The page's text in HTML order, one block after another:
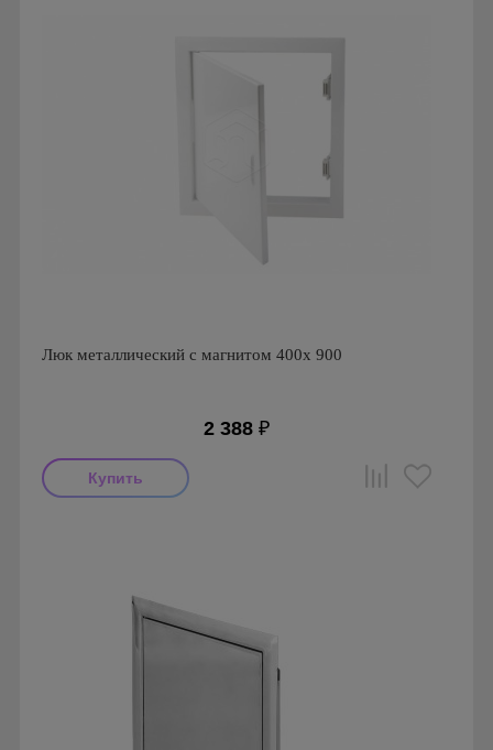
Люк металлический с магнитом 400х 900
2 388 ₽